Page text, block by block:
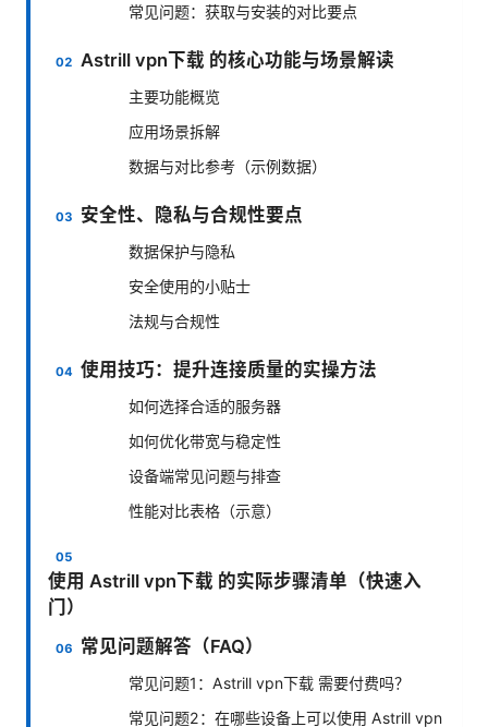
常见问题：获取与安装的对比要点
Astrill vpn下载 的核心功能与场景解读
主要功能概览
应用场景拆解
数据与对比参考（示例数据）
安全性、隐私与合规性要点
数据保护与隐私
安全使用的小贴士
法规与合规性
使用技巧：提升连接质量的实操方法
如何选择合适的服务器
如何优化带宽与稳定性
设备端常见问题与排查
性能对比表格（示意）
使用 Astrill vpn下载 的实际步骤清单（快速入
门）
常见问题解答（FAQ）
常见问题1：Astrill vpn下载 需要付费吗？
常见问题2：在哪些设备上可以使用 Astrill vpn